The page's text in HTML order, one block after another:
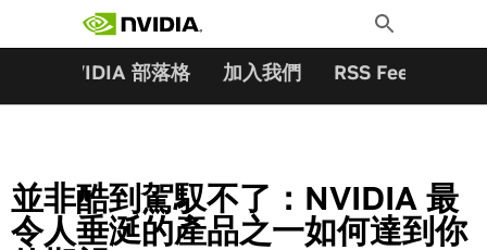
Toggle
Search
NVIDIA 部落格 加入我們 RSS Feeds
並非酷到駕馭不了：NVIDIA 最
令人垂涎的產品之一如何達到你